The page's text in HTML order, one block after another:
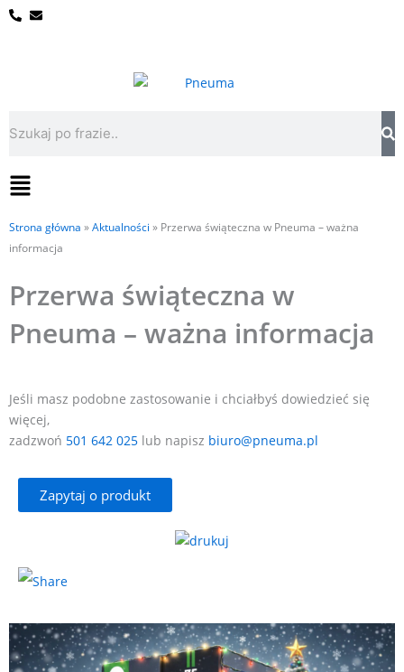
Przejdź
Flyout
Menu
Strona główna »Aktualności » Przerwa świąteczna w Pneuma – ważna
informacja
Przerwa świąteczna w
Pneuma – ważna informacja
Jeśli masz podobne zastosowanie i chciałbyś dowiedzieć się
więcej,
zadzwoń 501 642 025 lub napisz biuro@pneuma.pl
Zapytaj o produkt